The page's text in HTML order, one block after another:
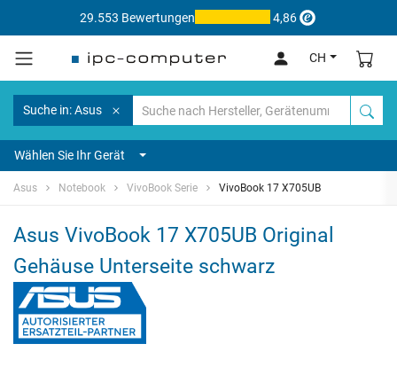
29.553 Bewertungen 4,86
CH
Suche in: Asus
Wählen Sie Ihr Gerät
Asus Notebook VivoBook Serie VivoBook 17 X705UB
Asus VivoBook 17 X705UB Original
Gehäuse Unterseite schwarz